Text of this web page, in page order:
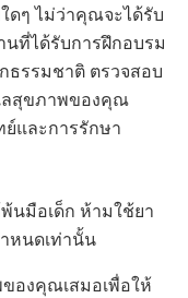
ดๆ ไม่ว่าคุณจะได้รับ
ที่ได้รับการฝึกอบรม
ธรรมชาติ ตรวจสอบ
ลสุขภาพของคุณ
ย์และการรักษา
นมือเด็ก ห้ามใช้ยา
หนดเท่านั้น
องคุณเสมอเพื่อให้